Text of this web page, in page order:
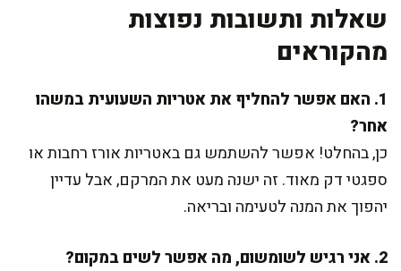
שאלות ותשובות נפוצות
מהקוראים
1. האם אפשר להחליף את אטריות השעועית במשהו
אחר?
כן, בהחלט! אפשר להשתמש גם באטריות אורז רחבות או
ספגטי דק מאוד. זה ישנה מעט את המרקם, אבל עדיין
יהפוך את המנה לטעימה ובריאה.
2. אני רגיש לשומשום, מה אפשר לשים במקום?